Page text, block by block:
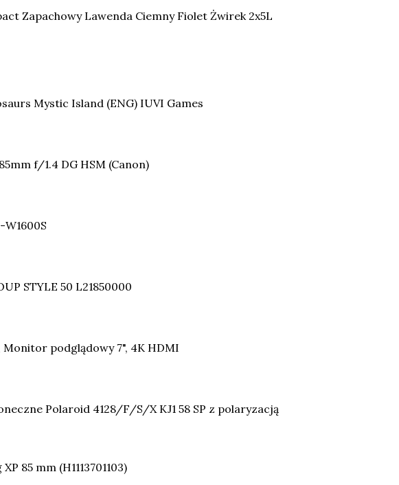
Zapachowy Lawenda Ciemny Fiolet Żwirek 2x5L
Mystic Island (ENG) IUVI Games
f/1.4 DG HSM (Canon)
W1600S
STYLE 50 L21850000
Monitor podglądowy 7", 4K HDMI
Polaroid 4128/F/S/X KJ1 58 SP z polaryzacją
85 mm (H1113701103)